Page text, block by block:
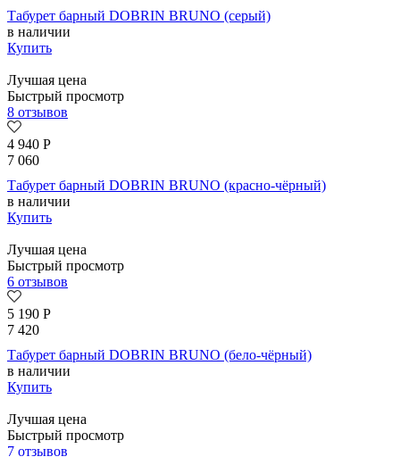
Табурет барный DOBRIN BRUNO (серый)
в наличии
Купить
Лучшая цена
Быстрый просмотр
8 отзывов
4 940 Р
7 060
Табурет барный DOBRIN BRUNO (красно-чёрный)
в наличии
Купить
Лучшая цена
Быстрый просмотр
6 отзывов
5 190 Р
7 420
Табурет барный DOBRIN BRUNO (бело-чёрный)
в наличии
Купить
Лучшая цена
Быстрый просмотр
7 отзывов